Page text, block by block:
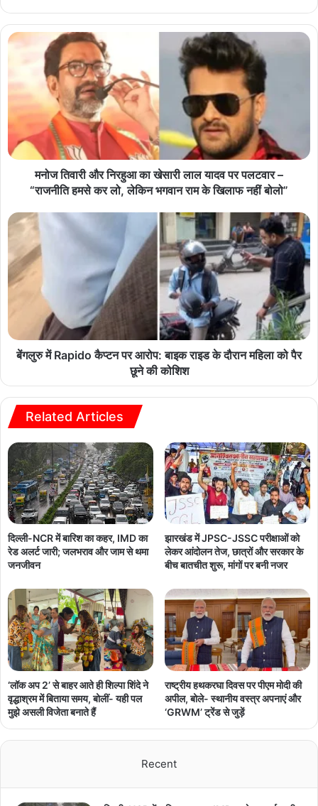
मनोज तिवारी और निरहुआ का खेसारी लाल यादव पर पलटवार –
“राजनीति हमसे कर लो, लेकिन भगवान राम के खिलाफ नहीं बोलो”
बेंगलुरु में Rapido कैप्टन पर आरोप: बाइक राइड के दौरान महिला को पैर
छूने की कोशिश
Related Articles
दिल्ली-NCR में बारिश का कहर, IMD का
रेड अलर्ट जारी; जलभराव और जाम से थमा
जनजीवन
झारखंड में JPSC-JSSC परीक्षाओं को
लेकर आंदोलन तेज, छात्रों और सरकार के
बीच बातचीत शुरू, मांगों पर बनी नजर
‘लॉक अप 2’ से बाहर आते ही शिल्पा शिंदे ने
वृद्धाश्रम में बिताया समय, बोलीं- यही पल
मुझे असली विजेता बनाते हैं
राष्ट्रीय हथकरघा दिवस पर पीएम मोदी की
अपील, बोले- स्थानीय वस्त्र अपनाएं और
‘GRWM’ ट्रेंड से जुड़ें
Recent